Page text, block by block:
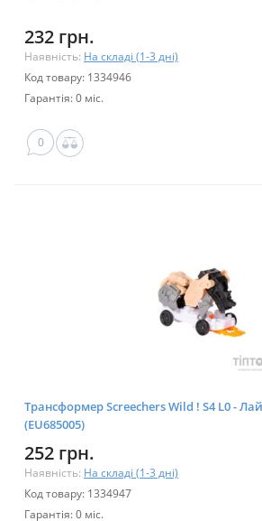
232 грн.
Наявність: На складі (1-3 дні)
Код товару: 1334946
Гарантія: 0 міс.
0
Трансформер Screechers Wild ! S4 L0 -
(EU685005)
252 грн.
Наявність: На складі (1-3 дні)
Код товару: 1334947
Гарантія: 0 міс.